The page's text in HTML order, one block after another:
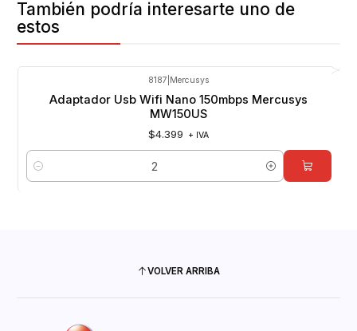
También podría interesarte uno de
estos
8187 Mercusys
Adaptador Usb Wifi Nano 150mbps Mercusys
MW150US
$4.399 + IVA
Cantidad
VOLVER ARRIBA